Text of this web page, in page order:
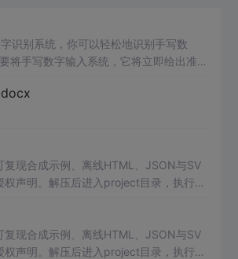
识别系统，你可以轻松地识别手写数
将手写数字输入系统，它将立即给出准确
现合成示例、离线HTML、JSON与SV
声明。解压后进入project目录，执行np
和课程实践。
现合成示例、离线HTML、JSON与SV
声明。解压后进入project目录，执行np